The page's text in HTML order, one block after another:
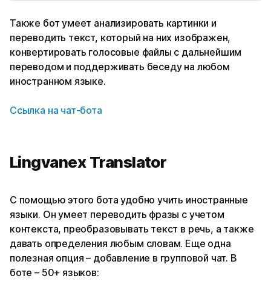
Также бот умеет анализировать картинки и
переводить текст, который на них изображен,
конвертировать голосовые файлы с дальнейшим
переводом и поддерживать беседу на любом
иностранном языке.
Ссылка на чат-бота
Lingvanex Translator
С помощью этого бота удобно учить иностранные
языки. Он умеет переводить фразы с учетом
контекста, преобразовывать текст в речь, а также
давать определения любым словам. Еще одна
полезная опция – добавление в групповой чат. В
боте – 50+ языков: